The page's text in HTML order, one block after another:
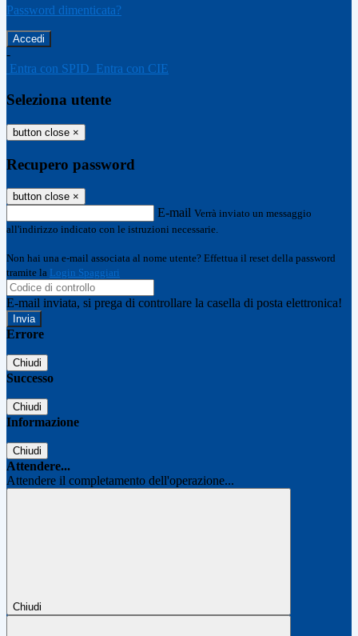
Password dimenticata?
-
Entra con SPID Entra con CIE
Seleziona utente
button close ×
Recupero password
button close ×
E-mail Verrà inviato un messaggio
all'indirizzo indicato con le istruzioni necessarie.
Non hai una e-mail associata al nome utente? Effettua il reset della password
tramite la Login Spaggiari
E-mail inviata, si prega di controllare la casella di posta elettronica!
Errore
Chiudi
Successo
Chiudi
Informazione
Chiudi
Attendere...
Attendere il completamento dell'operazione...
Chiudi